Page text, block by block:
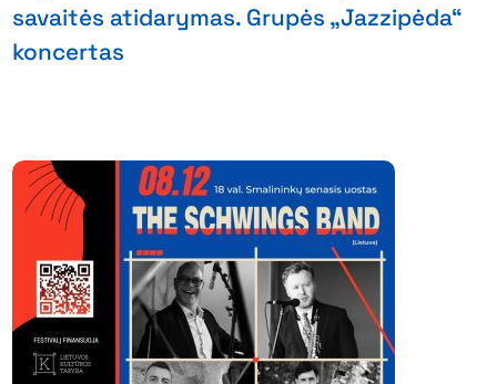
savaitės atidarymas. Grupės „Jazzipėda“
koncertas